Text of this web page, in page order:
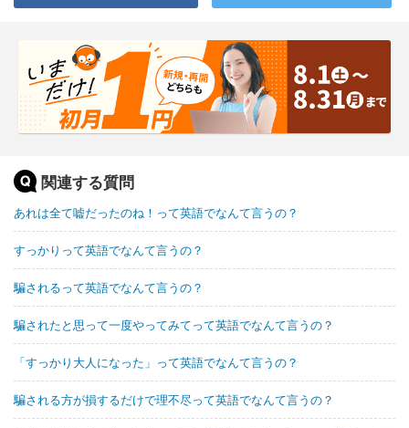
関連する質問
あれは全て嘘だったのね！って英語でなんて言うの？
すっかりって英語でなんて言うの？
騙されるって英語でなんて言うの？
騙されたと思って一度やってみてって英語でなんて言うの？
「すっかり大人になった」って英語でなんて言うの？
騙される方が損するだけで理不尽って英語でなんて言うの？